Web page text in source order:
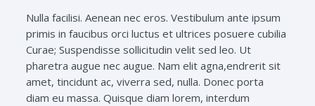
Nulla facilisi. Aenean nec eros. Vestibulum ante ipsum
primis in faucibus orci luctus et ultrices posuere cubilia
Curae; Suspendisse sollicitudin velit sed leo. Ut
pharetra augue nec augue. Nam elit agna,endrerit sit
amet, tincidunt ac, viverra sed, nulla. Donec porta
diam eu massa. Quisque diam lorem, interdum